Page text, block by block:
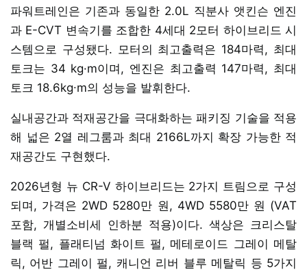
파워트레인은 기존과 동일한 2.0L 직분사 앳킨슨 엔진
과 E-CVT 변속기를 조합한 4세대 2모터 하이브리드 시
스템으로 구성됐다. 모터의 최고출력은 184마력, 최대
토크는 34 kg·m이며, 엔진은 최고출력 147마력, 최대
토크 18.6kg∙m의 성능을 발휘한다.
실내공간과 적재공간을 극대화하는 패키징 기술을 적용
해 넓은 2열 레그룸과 최대 2166L까지 확장 가능한 적
재공간도 구현했다.
2026년형 뉴 CR-V 하이브리드는 2가지 트림으로 구성
되며, 가격은 2WD 5280만 원, 4WD 5580만 원 (VAT
포함, 개별소비세 인하분 적용)이다. 색상은 크리스탈
블랙 펄, 플래티넘 화이트 펄, 메테로이드 그레이 메탈
릭, 어반 그레이 펄, 캐니언 리버 블루 메탈릭 등 5가지